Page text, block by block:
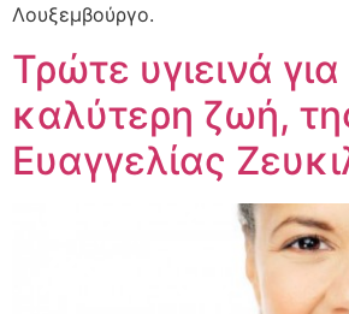
Λουξεμβούργο.
Τρώτε υγιεινά για
καλύτερη ζωή,
Ευαγγελίας